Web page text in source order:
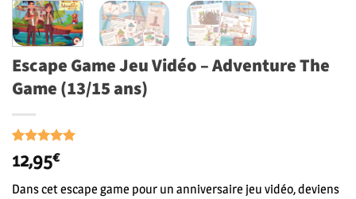
Escape Game Jeu Vidéo – Adventure The
Game (13/15 ans)
Noté 5sur
5 basé sur
1
client
12,95€
Dans cet escape game pour un anniversaire jeu vidéo, deviens